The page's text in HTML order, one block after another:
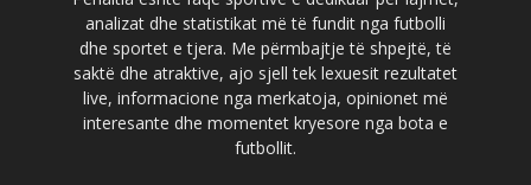
analizat dhe statistikat më të fundit nga futbolli
dhe sportet e tjera. Me përmbajtje të shpejtë, të
saktë dhe atraktive, ajo sjell tek lexuesit rezultatet
live, informacione nga merkatoja, opinionet më
interesante dhe momentet kryesore nga bota e
futbollit.